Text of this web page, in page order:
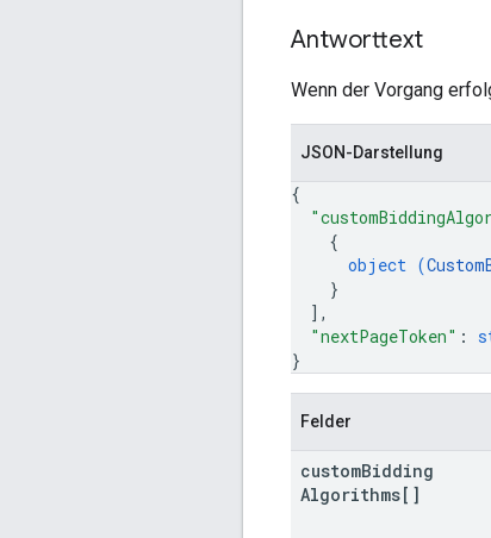
Antworttext
Wenn der Vorgang
JSON-Darstellung
{
{
object (
}
] ,
"nextPageToken" :
}
Felder
customBidding
Algorithms[]